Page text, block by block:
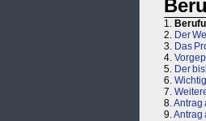
1.
2. Der
3. Das
4.
5. Der
6.
7.
8.Antrag
9.Antrag